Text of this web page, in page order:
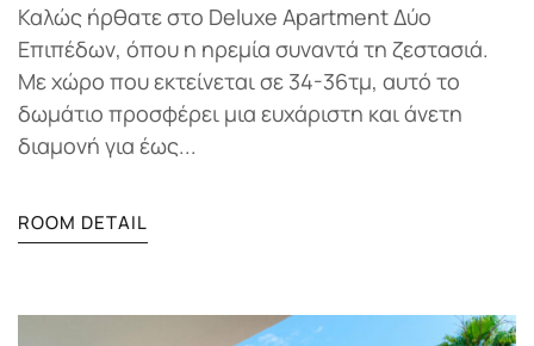
Καλώς ήρθατε στο Deluxe Apartment Δύο
Επιπέδων, όπου η ηρεμία συναντά τη ζεστασιά.
Με χώρο που εκτείνεται σε 34-36τμ, αυτό το
δωμάτιο προσφέρει μια ευχάριστη και άνετη
διαμονή για έως...
ROOM DETAIL